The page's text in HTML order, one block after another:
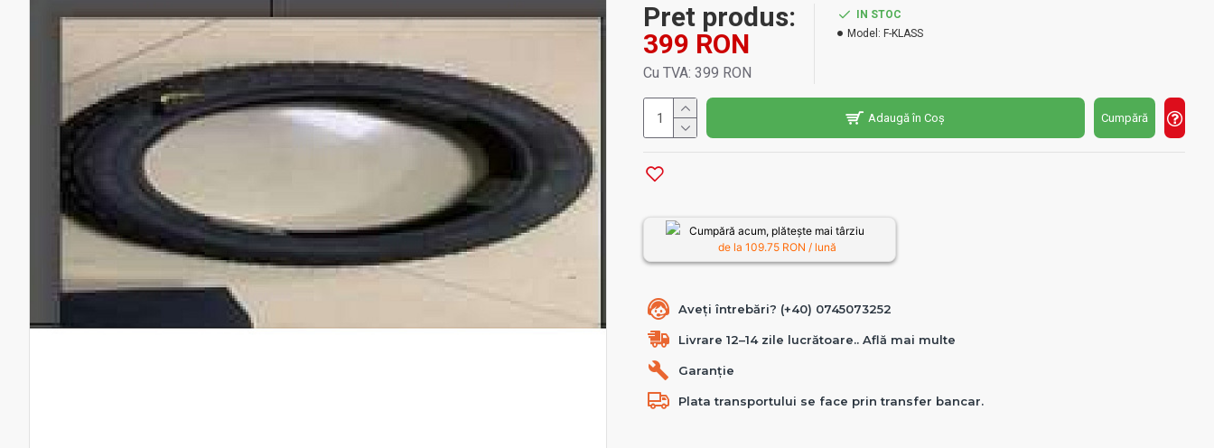
Pret produs:
399 RON
Cu TVA: 399 RON
IN STOC
Model: F-KLASS
Adaugă în Coș Cumpără
Cumpără acum, plătește mai târziu
de la 109.75RON / lună
Aveți întrebări? (+40) 0745073252
Livrare 12–14 zile lucrătoare.. Află mai multe
Garanție
Plata transportului se face prin transfer bancar.